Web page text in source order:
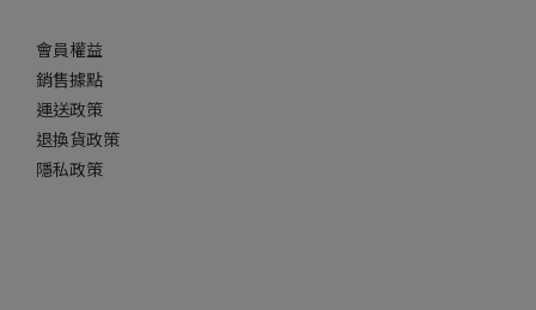
會員權益
銷售據點
運送政策
退換貨政策
隱私政策